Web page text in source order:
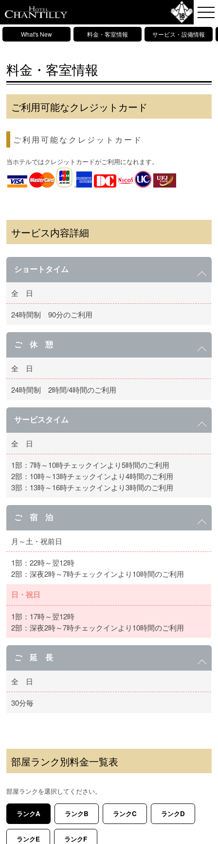
What's New 料金・客室情報 サービス・設備情報
料金・客室情報
ご利用可能なクレジットカード
ご利用可能なクレジットカード
当ホテルではクレジットカードがご利用になれます。
サービス内容詳細
ショートタイム
全 日
24時間制 90分のご利用
ご 休 憩
全 日
24時間制 2時間/4時間のご利用
サービスタイム
全 日
1部：7時～10時チェックインより5時間のご利用
2部：10時～13時チェックインより4時間のご利用
3部：13時～16時チェックインより3時間のご利用
ご 宿 泊
月～土・祝前日
1部：22時～翌12時
2部：深夜2時～7時チェックインより10時間のご利用
日・祝日
1部：17時～翌12時
2部：深夜2時～7時チェックインより10時間のご利用
ご 延 長
全 日
30分毎
部屋ランク別料金一覧表
部屋ランクを選択してください。
ランクA ランクB ランクC ランクD
ランクE ランクF